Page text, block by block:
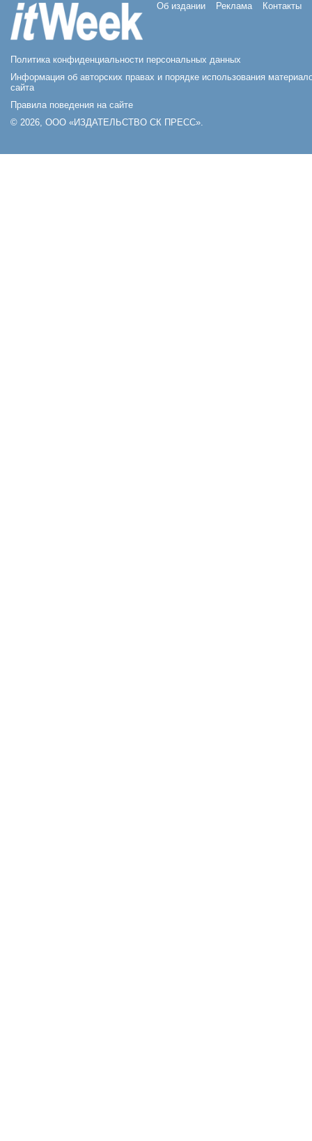
Об издании Реклама Контакты
Политика конфиденциальности персональных данных
Информация об авторских правах и порядке использования
сайта
Правила поведения на сайте
© 2026, ООО «ИЗДАТЕЛЬСТВО СК ПРЕСС».